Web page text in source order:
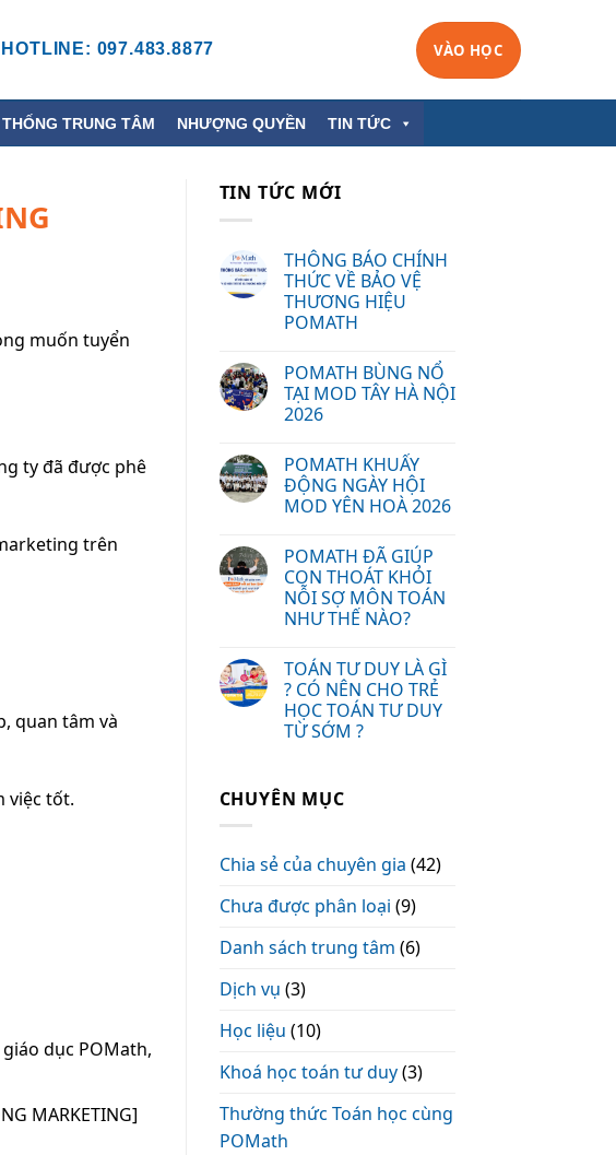
HOTLINE: 097.483.8877 VÀO HỌC
THỐNG TRUNG TÂM NHƯỢNG QUYỀN TIN TỨC
muốn tuyển
ty đã được phê
trên
quan tâm và
việc tốt.
dục POMath,
MARKETING]
TIN TỨC MỚI
THÔNG BÁO CHÍNH
THỨC VỀ BẢO VỆ
THƯƠNG HIỆU
POMATH
POMATH BÙNG NỔ
TẠI MOD TÂY HÀ NỘI
2026
POMATH KHUẤY
ĐỘNG NGÀY HỘI
MOD YÊN HOÀ 2026
POMATH ĐÃ GIÚP
CON THOÁT KHỎI
NỖI SỢ MÔN TOÁN
NHƯ THẾ NÀO?
TOÁN TƯ DUY LÀ GÌ
? CÓ NÊN CHO TRẺ
HỌC TOÁN TƯ DUY
TỪ SỚM ?
CHUYÊN MỤC
Chia sẻ của chuyên gia (42)
Chưa được phân loại (9)
Danh sách trung tâm (6)
Dịch vụ (3)
Học liệu (10)
Khoá học toán tư duy(3)
Thường thức Toán học cùng
POMath